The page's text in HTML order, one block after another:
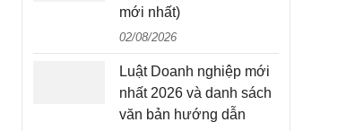
mới nhất)
02/08/2026
Luật Doanh nghiệp mới
nhất 2026 và danh sách
văn bản hướng dẫn